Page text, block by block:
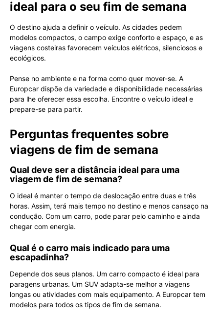
ideal para o seu fim de semana
O destino ajuda a definir o veículo. As cidades pedem
modelos compactos, o campo exige conforto e espaço, e as
viagens costeiras favorecem veículos elétricos, silenciosos e
ecológicos.
Pense no ambiente e na forma como quer mover-se. A
Europcar dispõe da variedade e disponibilidade necessárias
para lhe oferecer essa escolha. Encontre o veículo ideal e
prepare-se para partir.
Perguntas frequentes sobre
viagens de fim de semana
Qual deve ser a distância ideal para uma
viagem de fim de semana?
O ideal é manter o tempo de deslocação entre duas e três
horas. Assim, terá mais tempo no destino e menos cansaço na
condução. Com um carro, pode parar pelo caminho e ainda
chegar com energia.
Qual é o carro mais indicado para uma
escapadinha?
Depende dos seus planos. Um carro compacto é ideal para
paragens urbanas. Um SUV adapta-se melhor a viagens
longas ou atividades com mais equipamento. A Europcar tem
modelos para todos os tipos de fim de semana.